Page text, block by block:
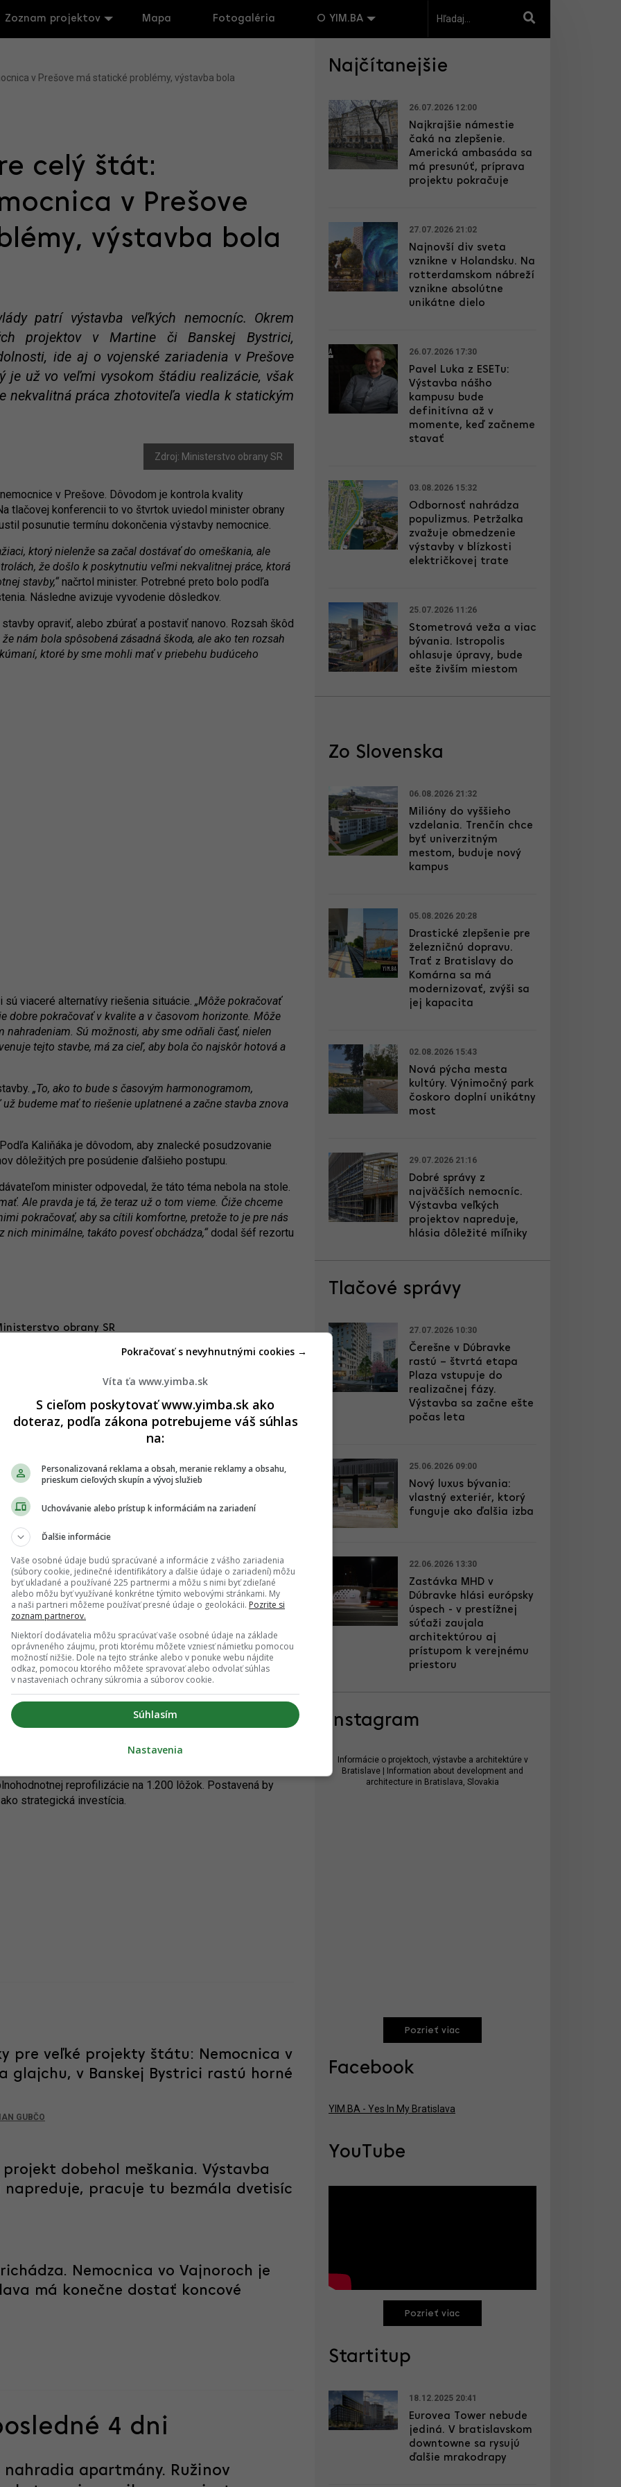
Zoznam projektov Mapa Fotogaléria O YIM.BA
v Prešove má statické problémy, výstavba bola
celý štát:
v Prešove
výstavba bola
patrí výstavba veľkých nemocníc. Okrem
projektov v Martine či Banskej Bystrici,
ide aj o vojenské zariadenia v Prešove
je už vo veľmi vysokom štádiu realizácie, však
nekvalitná práca zhotoviteľa viedla k statickým
Zdroj: Ministerstvo obrany SR
v Prešove. Dôvodom je kontrola kvality
tlačovej konferencii to vo štvrtok uviedol minister obrany
posunutie termínu dokončenia výstavby nemocnice.
ktorý nielenže sa začal dostávať do omeškania, ale
že došlo k poskytnutiu veľmi nekvalitnej práce, ktorá
stavby,“ načrtol minister. Potrebné preto bolo podľa
Následne avizuje vyvodenie dôsledkov.
opraviť, alebo zbúrať a postaviť nanovo. Rozsah škôd
nám bola spôsobená zásadná škoda, ale ako ten rozsah
ktoré by sme mohli mať v priebehu budúceho
viaceré alternatívy riešenia situácie. „Môže pokračovať
dobre pokračovať v kvalite a v časovom horizonte. Môže
Sú možnosti, aby sme odňali časť, nielen
tejto stavbe, má za cieľ, aby bola čo najskôr hotová a
„To, ako to bude s časovým harmonogramom,
budeme mať to riešenie uplatnené a začne stavba znova
Kaliňáka je dôvodom, aby znalecké posudzovanie
dôležitých pre posúdenie ďalšieho postupu.
minister odpovedal, že táto téma nebola na stole.
Ale pravda je tá, že teraz už o tom vieme. Čiže chceme
pokračovať, aby sa cítili komfortne, pretože to je pre nás
nich minimálne, takáto povesť obchádza,“ dodal šéf rezortu
obrany SR
a minister vnútra Matúš Šutaj Eštok.
„Ak sú nejaké
stavbe,“
podotkol. Myslí si, že Kaliňák je schopný
Zároveň ocenil, že rozostavené nemocnice v gescii
sú tam technické komplikácie“.
Oskar Dvořák (PS) upozornil, že nemocnica je
má byť zaplatená z plánu obnovy, ktorý končí 30. júna,
míľniky, ktoré nám vyplývajú z plánu obnovy, tak tieto
a tieto peniaze prepadnú a pôjdu na vrub štátneho
či neprepadnú stovky miliónov eur a rovnako
Bystrici, Martine a vo Vajnoroch v Bratislave.
1,8 až dve miliardy eur, ktoré budeme musieť
a táto vláda tu nechá budúcim vládam iba prázdnu
- Za ľudí) kritizoval informácie o problémoch
v Prešove, ktorú stavia ministerstvo obrany pod
byť sčasti zbúraná pre použitie nekvalitných materiálov,
ministerstva obrany, najmä vedenia
vyhlásil. Kaliňáka vyzval, aby prebral politickú
Slovensko podľa neho preverí, či pri výstavbe neboli
zmluvu na rozvoj a modernizáciu fakultnej nemocnice s
bez DPH. Zhotoviteľom je skupina dodávateľov
má byť koncovým typom zdravotníckeho zariadenia s
reprofilizácie na 1.200 lôžok. Postavená by
strategická investícia.
pre veľké projekty štátu: Nemocnica v
glajchu, v Banskej Bystrici rastú horné
GUBČO
dobehol meškania. Výstavba
napreduje, pracuje tu bezmála dvetisíc
Nemocnica vo Vajnoroch je
má konečne dostať koncové
4 dni
apartmány. Ružinov
Najčítanejšie
26.07.2026 12:00
Najkrajšie námestie
čaká na zlepšenie.
Americká ambasáda sa
má presunúť, príprava
projektu pokračuje
27.07.2026 21:02
Najnovší div sveta
vznikne v Holandsku. Na
rotterdamskom nábreží
vznikne absolútne
unikátne dielo
26.07.2026 17:30
Pavel Luka z ESETu:
Výstavba nášho
kampusu bude
definitívna až v
momente, keď začneme
stavať
03.08.2026 15:32
Odbornosť nahrádza
populizmus. Petržalka
zvažuje obmedzenie
výstavby v blízkosti
električkovej trate
25.07.2026 11:26
Stometrová veža a viac
bývania. Istropolis
ohlasuje úpravy, bude
ešte živším miestom
Zo Slovenska
06.08.2026 21:32
Milióny do vyššieho
vzdelania. Trenčín chce
byť univerzitným
mestom, buduje nový
kampus
05.08.2026 20:28
Drastické zlepšenie pre
železničnú dopravu.
Trať z Bratislavy do
Komárna sa má
modernizovať, zvýši sa
jej kapacita
02.08.2026 15:43
Nová pýcha mesta
kultúry. Výnimočný park
čoskoro doplní unikátny
most
29.07.2026 21:16
Dobré správy z
najväčších nemocníc.
Výstavba veľkých
projektov napreduje,
hlásia dôležité míľniky
Tlačové správy
27.07.2026 10:30
Čerešne v Dúbravke
rastú – štvrtá etapa
Plaza vstupuje do
realizačnej fázy.
Výstavba sa začne ešte
počas leta
25.06.2026 09:00
Nový luxus bývania:
vlastný exteriér, ktorý
funguje ako ďalšia izba
22.06.2026 13:30
Zastávka MHD v
Dúbravke hlási európsky
úspech - v prestížnej
súťaži zaujala
architektúrou aj
prístupom k verejnému
priestoru
Instagram
Informácie o projektoch, výstavbe a architektúre v
Bratislave | Information about development and
architecture in Bratislava, Slovakia
Pozrieť viac
Facebook
YIM.BA - Yes In My Bratislava
YouTube
Pozrieť viac
Startitup
18.12.2025 20:41
Eurovea Tower nebude
jediná. V bratislavskom
downtowne sa rysujú
ďalšie mrakodrapy
Víta ťa www.yimba.sk
S cieľom poskytovať www.yimba.sk ako
doteraz, podľa zákona potrebujeme váš súhlas
na:
Personalizovaná reklama a obsah, meranie reklamy a obsahu,
prieskum cieľových skupín a vývoj služieb
Uchovávanie alebo prístup k informáciám na zariadení
Ďalšie informácie
Vaše osobné údaje budú spracúvané a informácie z vášho zariadenia
(súbory cookie, jedinečné identifikátory a ďalšie údaje o zariadení) môžu
byť ukladané a používané 225 partnermi a môžu s nimi byť zdieľané
alebo môžu byť využívané konkrétne týmito webovými stránkami. My
a naši partneri môžeme používať presné údaje o geolokácii. Pozrite si
zoznam partnerov.
Niektorí dodávatelia môžu spracúvať vaše osobné údaje na základe
oprávneného záujmu, proti ktorému môžete vzniesť námietku pomocou
možností nižšie. Dole na tejto stránke alebo v ponuke webu nájdite
odkaz, pomocou ktorého môžete spravovať alebo odvolať súhlas
v nastaveniach ochrany súkromia a súborov cookie.
Súhlasím
Pokračovať s nevyhnutnými cookies →
Nastavenia